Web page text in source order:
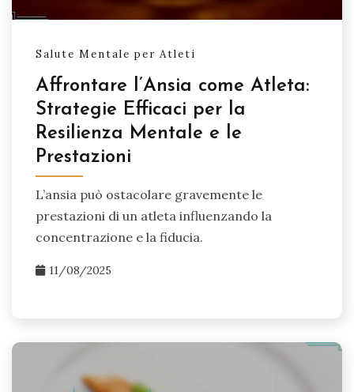
Salute Mentale per Atleti
Affrontare l’Ansia come Atleta:
Strategie Efficaci per la
Resilienza Mentale e le
Prestazioni
L’ansia può ostacolare gravemente le
prestazioni di un atleta influenzando la
concentrazione e la fiducia.
11/08/2025